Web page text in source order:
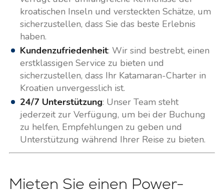
kroatischen Inseln und versteckten Schätze, um
sicherzustellen, dass Sie das beste Erlebnis
haben.
Kundenzufriedenheit: Wir sind bestrebt, einen
erstklassigen Service zu bieten und
sicherzustellen, dass Ihr Katamaran-Charter in
Kroatien unvergesslich ist.
24/7 Unterstützung: Unser Team steht
jederzeit zur Verfügung, um bei der Buchung
zu helfen, Empfehlungen zu geben und
Unterstützung während Ihrer Reise zu bieten.
Mieten Sie einen Power-